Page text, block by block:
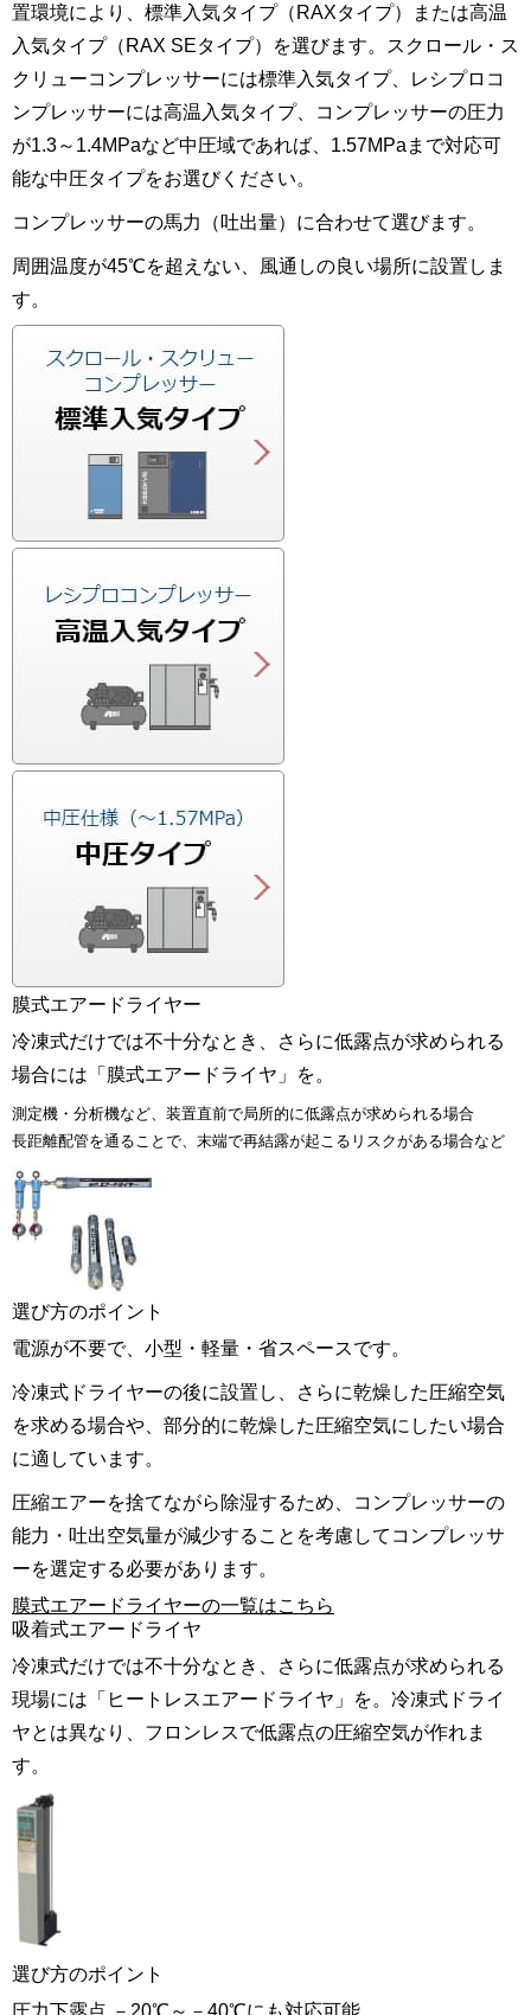
置環境により、標準入気タイプ（RAXタイプ）または高温
入気タイプ（RAX SEタイプ）を選びます。
スクロール・ス
クリューコンプレッサーには標準入気タイプ、レシプロコ
ンプレッサーには高温入気タイプ、コンプレッサーの圧力
が1.3～1.4MPaなど中圧域であれば、1.57MPaまで対応可
能な中圧タイプをお選びください。
コンプレッサーの馬力（吐出量）に合わせて選びます。
周囲温度が45℃を超えない、風通しの良い場所に設置しま
す。
膜式エアードライヤー
冷凍式だけでは不十分なとき、さらに低露点が求められる
場合には「膜式エアードライヤ」を。
測定機・分析機など、装置直前で局所的に低露点が求められる場合
長距離配管を通ることで、末端で再結露が起こるリスクがある場合など
選び方のポイント
電源が不要で、小型・軽量・省スペースです。
冷凍式ドライヤーの後に設置し、さらに乾燥した圧縮空気
を求める場合や、部分的に乾燥した圧縮空気にしたい場合
に適しています。
圧縮エアーを捨てながら除湿するため 、コンプレッサーの
能力・吐出空気量が減少することを考慮してコンプレッサ
ーを選定する必要があります。
膜式エアードライヤーの一覧はこちら
吸着式エアードライヤ
冷凍式だけでは不十分なとき、さらに低露点が求められる
現場には「ヒートレスエアードライヤ」を。冷凍式ドライ
ヤとは異なり、フロンレスで低露点の圧縮空気が作れま
す。
選び方のポイント
圧力下露点 －20℃～－40℃にも対応可能